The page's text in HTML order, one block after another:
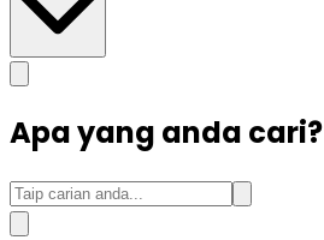
Apa yang anda cari?